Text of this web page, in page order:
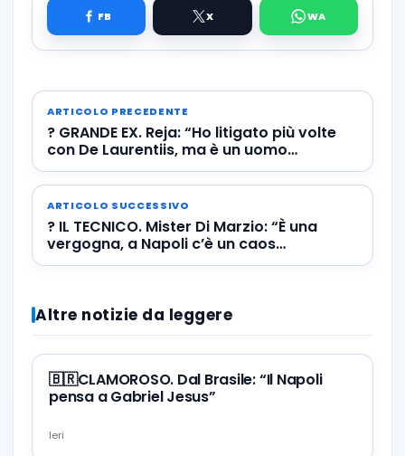
ARTICOLO PRECEDENTE
? GRANDE EX. Reja: “Ho litigato più volte
con De Laurentiis, ma è un uomo
generoso e comprensivo”
ARTICOLO SUCCESSIVO
? IL TECNICO. Mister Di Marzio: “È una
vergogna, a Napoli c’è un caos
tremendo”
Altre notizie da leggere
🇧🇷CLAMOROSO. Dal Brasile: “Il Napoli
pensa a Gabriel Jesus”
Ieri